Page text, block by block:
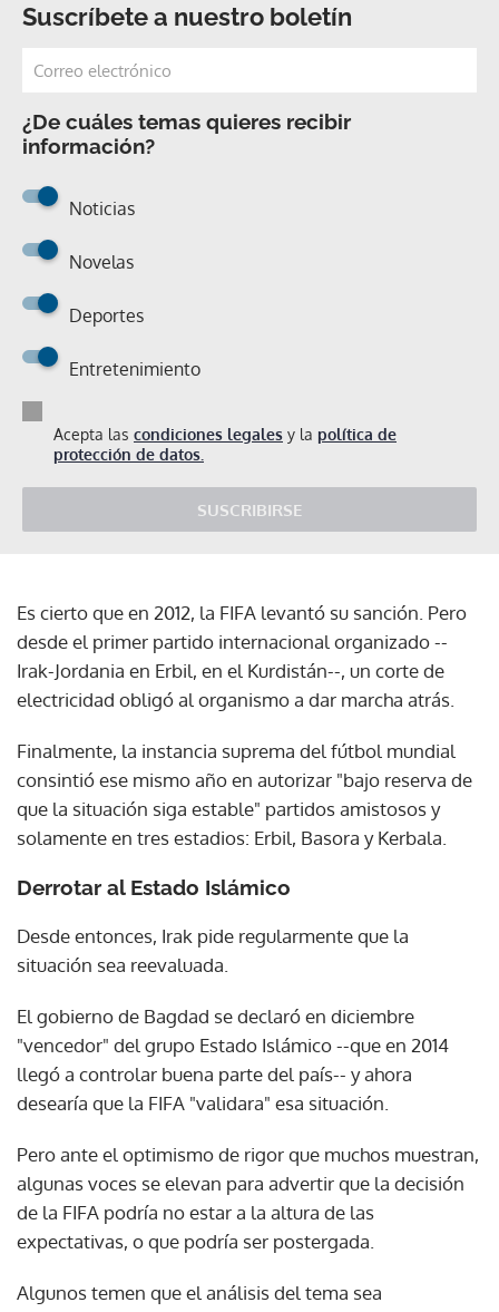
Suscríbete a nuestro boletín
¿De cuáles temas quieres recibir
información?
Noticias
Novelas
Deportes
Entretenimiento
Acepta las condiciones legales y la política de
protección de datos.
SUSCRIBIRSE
Es cierto que en 2012, la FIFA levantó su sanción. Pero
desde el primer partido internacional organizado --
Irak-Jordania en Erbil, en el Kurdistán--, un corte de
electricidad obligó al organismo a dar marcha atrás.
Finalmente, la instancia suprema del fútbol mundial
consintió ese mismo año en autorizar "bajo reserva de
que la situación siga estable" partidos amistosos y
solamente en tres estadios: Erbil, Basora y Kerbala.
Derrotar al Estado Islámico
Desde entonces, Irak pide regularmente que la
situación sea reevaluada.
El gobierno de Bagdad se declaró en diciembre
"vencedor" del grupo Estado Islámico --que en 2014
llegó a controlar buena parte del país-- y ahora
desearía que la FIFA "validara" esa situación.
Pero ante el optimismo de rigor que muchos muestran,
algunas voces se elevan para advertir que la decisión
de la FIFA podría no estar a la altura de las
expectativas, o que podría ser postergada.
Algunos temen que el análisis del tema sea